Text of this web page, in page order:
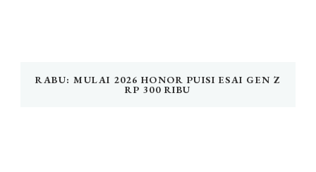
RABU: MULAI 2026 HONOR PUISI ESAI GEN Z
RP 300 RIBU